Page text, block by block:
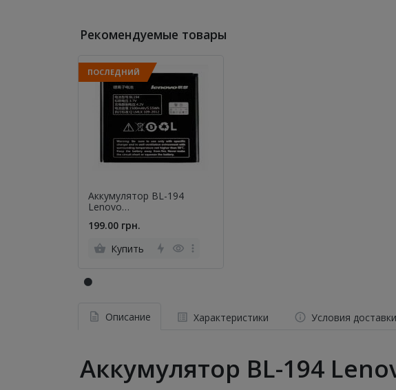
Рекомендуемые товары
ПОСЛЕДНИЙ
Аккумулятор BL-194
Lenovo
199.00 грн.
Купить
Описание Характеристики Условия доставки
Аккумулятор BL-194